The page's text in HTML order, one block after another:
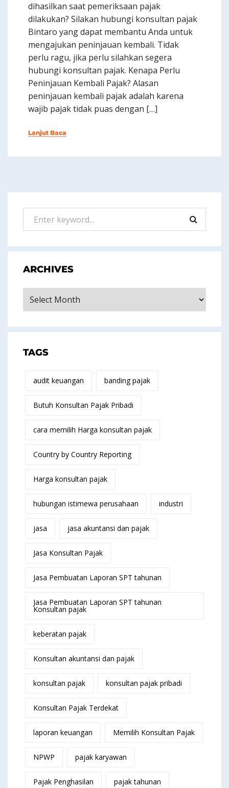
dihasilkan saat pemeriksaan pajak
dilakukan? Silakan hubungi konsultan pajak
Bintaro yang dapat membantu Anda untuk
mengajukan peninjauan kembali. Tidak
perlu ragu, jika perlu silahkan segera
hubungi konsultan pajak. Kenapa Perlu
Peninjauan Kembali Pajak? Alasan
peninjauan kembali pajak adalah karena
wajib pajak tidak puas dengan […]
Lanjut Baca
ARCHIVES
TAGS
audit keuangan banding pajak
Butuh Konsultan Pajak Pribadi
cara memilih Harga konsultan pajak
Country by Country Reporting
Harga konsultan pajak
hubungan istimewa perusahaan industri
jasa jasa akuntansi dan pajak
Jasa Konsultan Pajak
Jasa Pembuatan Laporan SPT tahunan
Jasa Pembuatan Laporan SPT tahunan
Konsultan pajak
keberatan pajak
Konsultan akuntansi dan pajak
konsultan pajak konsultan pajak pribadi
Konsultan Pajak Terdekat
laporan keuangan Memilih Konsultan Pajak
NPWP pajak karyawan
Pajak Penghasilan pajak tahunan